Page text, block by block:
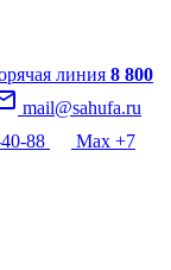
линия 8 800
mail@sahufa.ru
88
Max +7